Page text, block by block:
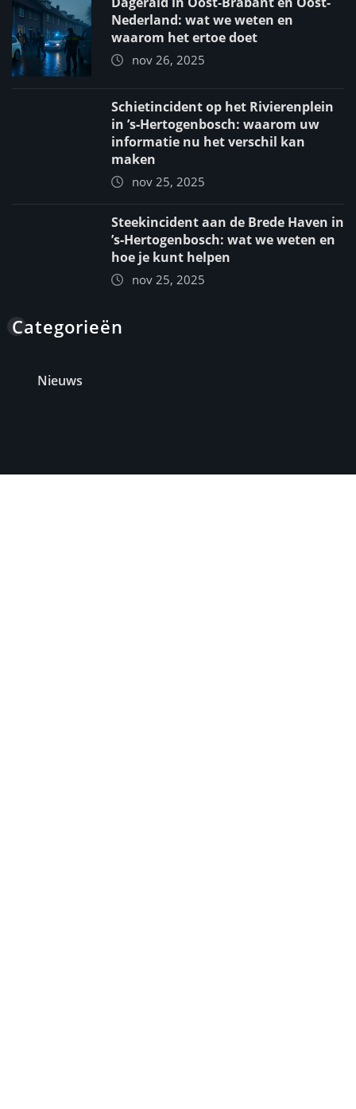
Nederland: wat we weten en
waarom het ertoe doet
nov 26, 2025
Schietincident op het Rivierenplein
in ’s‑Hertogenbosch: waarom uw
informatie nu het verschil kan
maken
nov 25, 2025
Steekincident aan de Brede Haven in
’s‑Hertogenbosch: wat we weten en
hoe je kunt helpen
nov 25, 2025
Categorieën
Nieuws